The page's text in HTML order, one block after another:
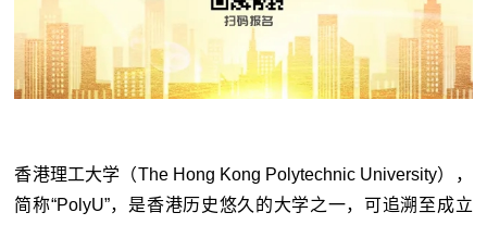
香港理工大学（The Hong Kong Polytechnic University），
简称“PolyU”，是香港历史悠久的大学之一，可追溯至成立